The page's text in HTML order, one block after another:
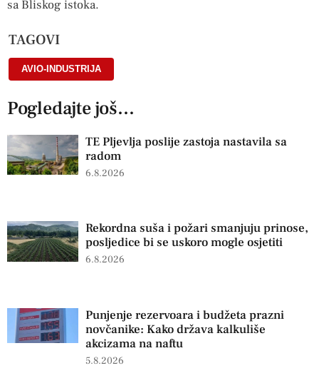
sa Bliskog istoka.
TAGOVI
AVIO-INDUSTRIJA
Pogledajte još...
TE Pljevlja poslije zastoja nastavila sa
radom
6.8.2026
Rekordna suša i požari smanjuju prinose,
posljedice bi se uskoro mogle osjetiti
6.8.2026
Punjenje rezervoara i budžeta prazni
novčanike: Kako država kalkuliše
akcizama na naftu
5.8.2026